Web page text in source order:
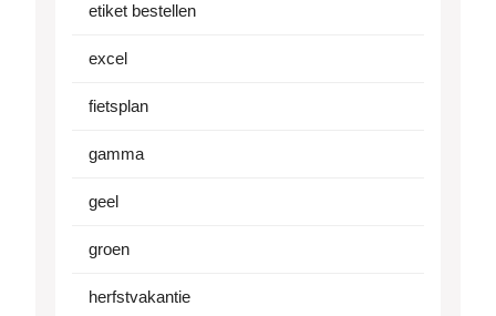
etiket bestellen
excel
fietsplan
gamma
geel
groen
herfstvakantie